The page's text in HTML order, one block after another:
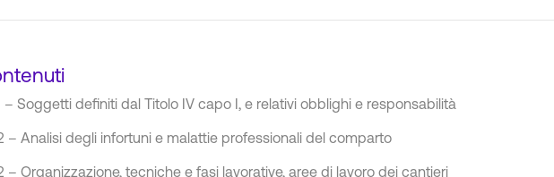
– Soggetti definiti dal Titolo IV capo I, e relativi obblighi e responsabilità
– Analisi degli infortuni e malattie professionali del comparto
– Organizzazione, tecniche e fasi lavorative, aree di lavoro dei cantieri